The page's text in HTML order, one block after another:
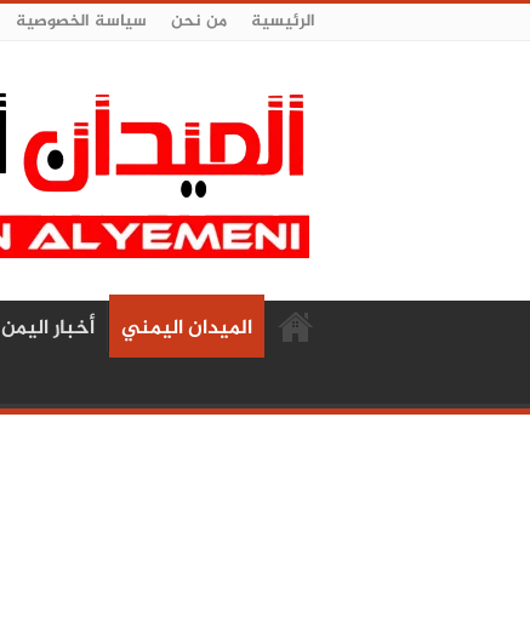
الرئيسية من نحن سياسة الخصوصية
الميدان اليمني أخبار اليمن